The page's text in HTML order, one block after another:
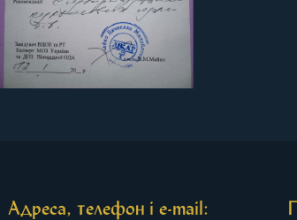
Адреса, телефон і e-mail: